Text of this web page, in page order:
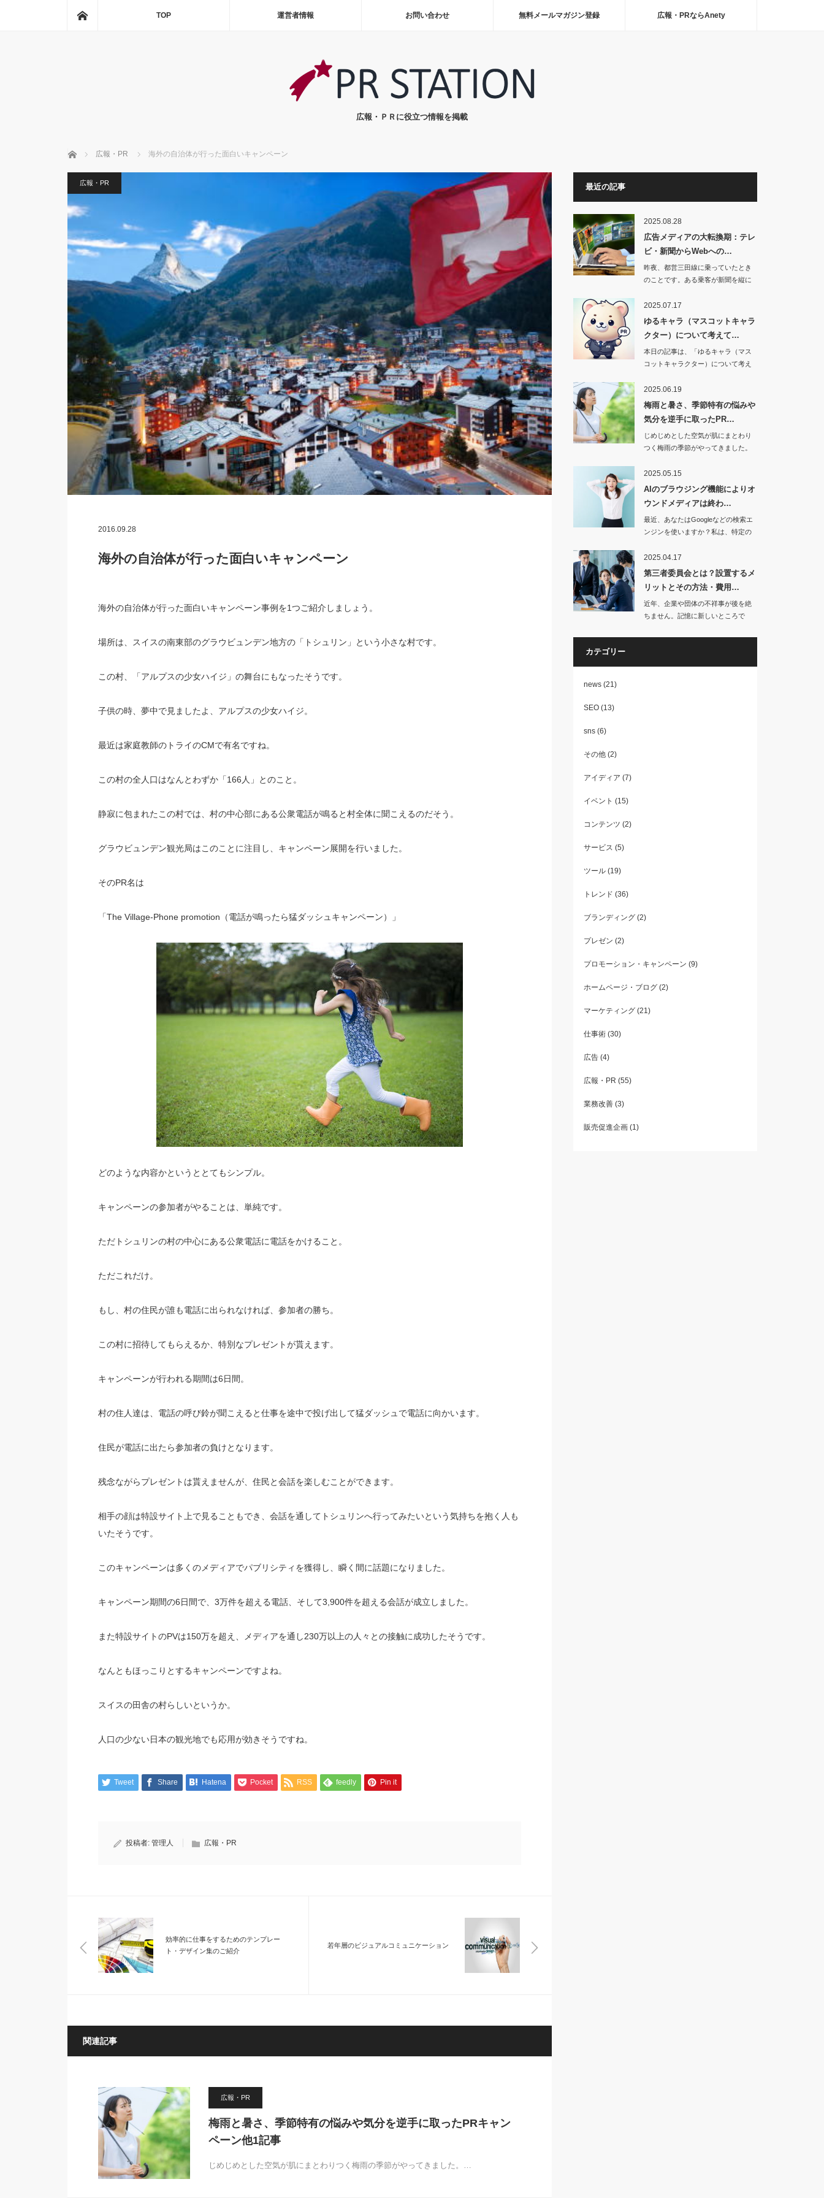
TOP 運営者情報 お問い合わせ 無料メールマガジン登録 広報・PRならAnety
広報・ＰＲに役立つ情報を掲載
ホーム 広報・PR 海外の自治体が行った面白いキャンペーン
広報・PR
2016.09.28
海外の自治体が行った面白いキャンペーン
海外の自治体が行った面白いキャンペーン事例を1つご紹介しましょう。
場所は、スイスの南東部のグラウビュンデン地方の「トシュリン」という小さな村です。
この村、「アルプスの少女ハイジ」の舞台にもなったそうです。
子供の時、夢中で見ましたよ、アルプスの少女ハイジ。
最近は家庭教師のトライのCMで有名ですね。
この村の全人口はなんとわずか「166人」とのこと。
静寂に包まれたこの村では、村の中心部にある公衆電話が鳴ると村全体に聞こえるのだそう。
グラウビュンデン観光局はこのことに注目し、キャンペーン展開を行いました。
そのPR名は
「The Village-Phone promotion（電話が鳴ったら猛ダッシュキャンペーン）」
どのような内容かというととてもシンプル。
キャンペーンの参加者がやることは、単純です。
ただトシュリンの村の中心にある公衆電話に電話をかけること。
ただこれだけ。
もし、村の住民が誰も電話に出られなければ、参加者の勝ち。
この村に招待してもらえるか、特別なプレゼントが貰えます。
キャンペーンが行われる期間は6日間。
村の住人達は、電話の呼び鈴が聞こえると仕事を途中で投げ出して猛ダッシュで電話に向かいます。
住民が電話に出たら参加者の負けとなります。
残念ながらプレゼントは貰えませんが、住民と会話を楽しむことができます。
相手の顔は特設サイト上で見ることもでき、会話を通してトシュリンへ行ってみたいという気持ちを抱く人も
いたそうです。
このキャンペーンは多くのメディアでパブリシティを獲得し、瞬く間に話題になりました。
キャンペーン期間の6日間で、3万件を超える電話、そして3,900件を超える会話が成立しました。
また特設サイトのPVは150万を超え、メディアを通し230万以上の人々との接触に成功したそうです。
なんともほっこりとするキャンペーンですよね。
スイスの田舎の村らしいというか。
人口の少ない日本の観光地でも応用が効きそうですね。
Tweet Share Hatena Pocket RSS feedly Pin it
投稿者: 管理人 広報・PR
効率的に仕事をするためのテンプレー
ト・デザイン集のご紹介
若年層のビジュアルコミュニケーション
関連記事
広報・PR
梅雨と暑さ、季節特有の悩みや気分を逆手に取ったPRキャン
ペーン他1記事
じめじめとした空気が肌にまとわりつく梅雨の季節がやってきました。…
最近の記事
2025.08.28
広告メディアの大転換期：テレ
ビ・新聞からWebへの…
昨夜、都営三田線に乗っていたとき
のことです。ある乗客が新聞を縦に
2025.07.17
ゆるキャラ（マスコットキャラ
クター）について考えて…
本日の記事は、「ゆるキャラ（マス
コットキャラクター）について考え
2025.06.19
梅雨と暑さ、季節特有の悩みや
気分を逆手に取ったPR…
じめじめとした空気が肌にまとわり
つく梅雨の季節がやってきました。
2025.05.15
AIのブラウジング機能によりオ
ウンドメディアは終わ…
最近、あなたはGoogleなどの検索エ
ンジンを使いますか？私は、特定の
2025.04.17
第三者委員会とは？設置するメ
リットとその方法・費用…
近年、企業や団体の不祥事が後を絶
ちません。記憶に新しいところで
カテゴリー
news(21)
SEO(13)
sns(6)
その他(2)
アイディア (7)
イベント (15)
コンテンツ (2)
サービス (5)
ツール(19)
トレンド (36)
ブランディング(2)
プレゼン (2)
プロモーション・キャンペーン (9)
ホームページ・ブログ(2)
マーケティング(21)
仕事術(30)
広告(4)
広報・PR (55)
業務改善(3)
販売促進企画(1)